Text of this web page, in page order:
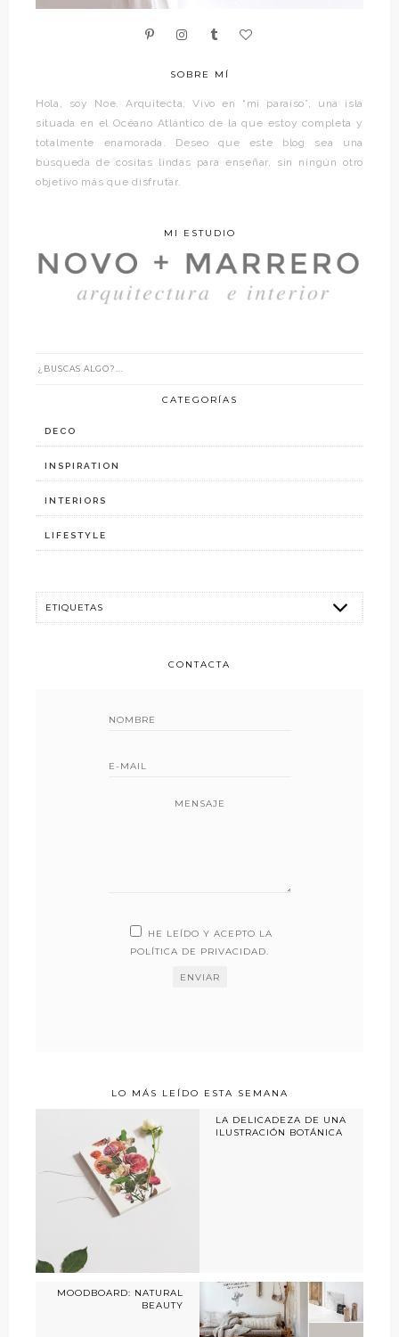
SOBRE MÍ
Hola, soy Noe. Arquitecta. Vivo en “mi paraíso”, una isla
situada en el Océano Atlántico de la que estoy completa y
totalmente enamorada. Deseo que este blog sea una
búsqueda de cositas lindas para enseñar, sin ningún otro
objetivo más que disfrutar.
MI ESTUDIO
CATEGORÍAS
DECO
INSPIRATION
INTERIORS
LIFESTYLE
CONTACTA
MENSAJE
HE LEÍDO Y ACEPTO LA
POLÍTICA DE PRIVACIDAD.
LO MÁS LEÍDO ESTA SEMANA
LA DELICADEZA DE UNA
ILUSTRACIÓN BOTÁNICA
MOODBOARD: NATURAL
BEAUTY